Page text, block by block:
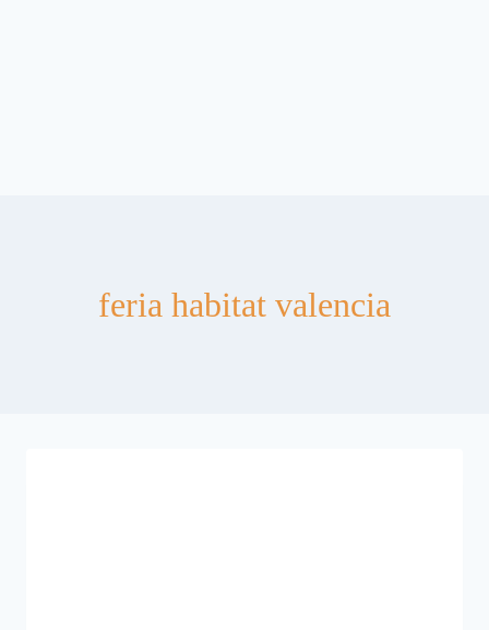
feria habitat valencia